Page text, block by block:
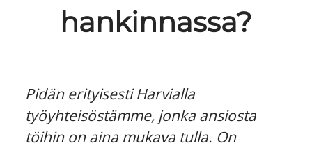
hankinnassa?
Pidän erityisesti Harvialla
työyhteisöstämme, jonka ansiosta
töihin on aina mukava tulla. On